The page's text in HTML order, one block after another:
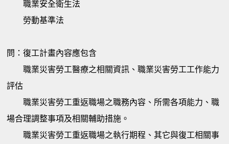
職業安全衛生法
勞動基準法
問：復工計畫內容應包含
職業災害勞工醫療之相關資訊、職業災害勞工工作能力
評估
職業災害勞工重返職場之職務內容、所需各項能力、職
場合理調整事項及相關輔助措施。
職業災害勞工重返職場之執行期程、其它與復工相關事